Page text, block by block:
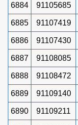
6884 91105685
6885 91107419
6886 91107430
6887 91108085
6888 91108472
6889 91109140
6890 91109211